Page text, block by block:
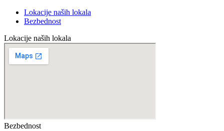
Lokacije naših lokala
Bezbednost
Lokacije naših lokala
Bezbednost